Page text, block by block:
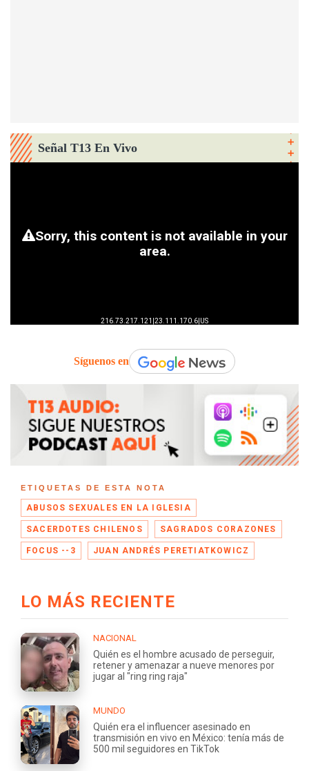
Señal T13 En Vivo
Síguenos en
ETIQUETAS DE ESTA NOTA
ABUSOS SEXUALES EN LA IGLESIA
SACERDOTES CHILENOS SAGRADOS CORAZONES
FOCUS --3 JUAN ANDRÉS PERETIATKOWICZ
LO MÁS RECIENTE
NACIONAL
Quién es el hombre acusado de perseguir,
retener y amenazar a nueve menores por
jugar al "ring ring raja"
MUNDO
Quién era el influencer asesinado en
transmisión en vivo en México: tenía más de
500 mil seguidores en TikTok